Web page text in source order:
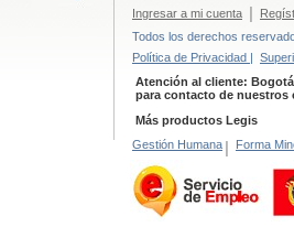
Ingresar a mi cuenta |
Todos los derechos
Política de Privacidad |
Atención al cliente: Bogotá
para contacto de nuestros
Más productos Legis
Gestión Humana | Forma